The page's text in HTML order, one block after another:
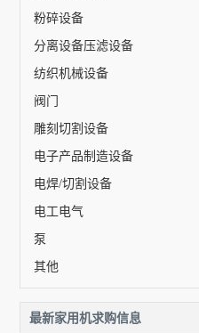
粉碎设备
分离设备压滤设备
纺织机械设备
阀门
雕刻切割设备
电子产品制造设备
电焊/切割设备
电工电气
泵
其他
最新家用机求购信息